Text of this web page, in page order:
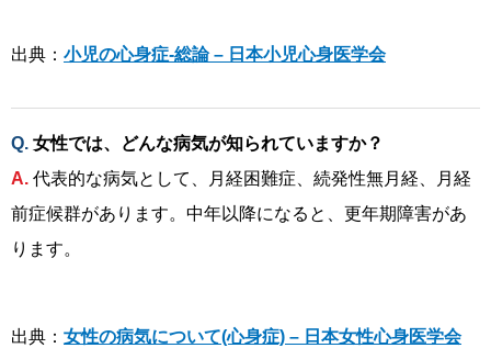
出典： 小児の心身症-総論 – 日本小児心身医学会
女性では、どんな病気が知られていますか？
代表的な病気として、月経困難症、続発性無月経、月経
前症候群があります。中年以降になると、更年期障害があ
ります。
出典： 女性の病気について(心身症) – 日本女性心身医学会